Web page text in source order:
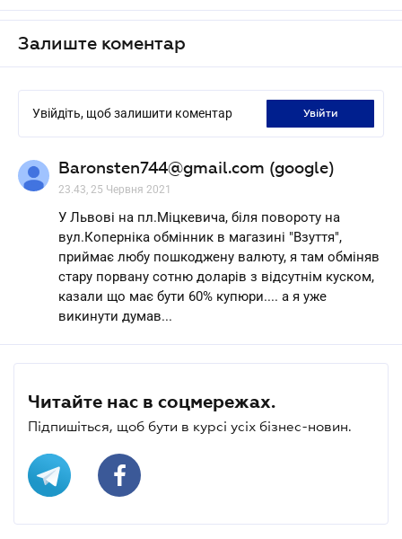
Залиште коментар
Увійдіть, щоб залишити коментар увійти
Baronsten744@gmail.com (google)
23.43, 25 Червня 2021
У Львові на пл.Міцкевича, біля повороту на
вул.Коперніка обмінник в магазині "Взуття",
приймає любу пошкоджену валюту, я там обміняв
стару порвану сотню доларів з відсутнім куском,
казали що має бути 60% купюри.... а я уже
викинути думав...
Читайте нас в соцмережах.
Підпишіться, щоб бути в курсі усіх бізнес-новин.